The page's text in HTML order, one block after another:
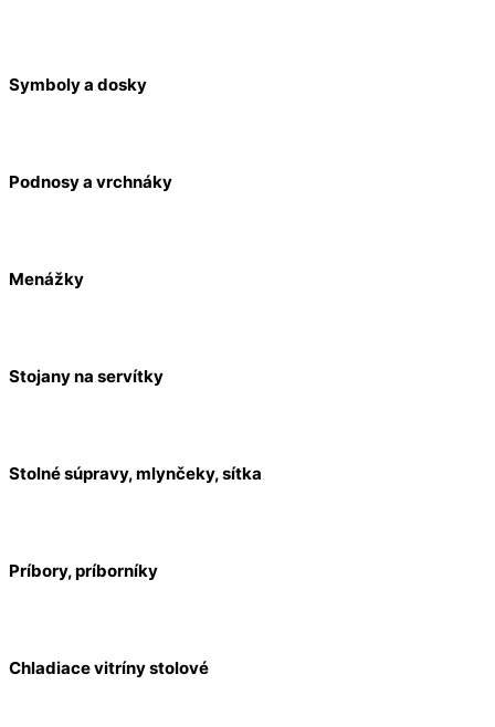
Symboly a dosky
Podnosy a vrchnáky
Menážky
Stojany na servítky
Stolné súpravy, mlynčeky, sítka
Príbory, príborníky
Chladiace vitríny stolové